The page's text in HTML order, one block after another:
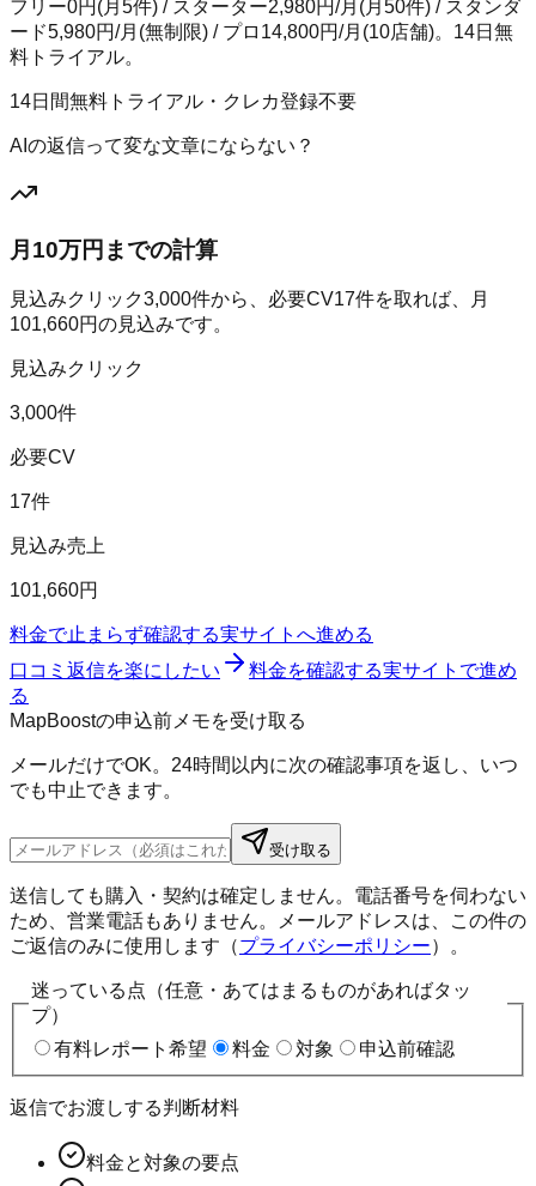
フリー0円(月5件) / スターター2,980円/月(月50件) / スタンダ
ード5,980円/月(無制限) / プロ14,800円/月(10店舗)。14日無
料トライアル。
14日間無料トライアル・クレカ登録不要
AIの返信って変な文章にならない？
月10万円までの計算
見込みクリック3,000件から、必要CV17件を取れば、月
101,660円の見込みです。
見込みクリック
3,000件
必要CV
17件
見込み売上
101,660円
料金で止まらず確認する実サイトへ進める
口コミ返信を楽にしたい
料金を確認する実サイトで進め
る
MapBoostの申込前メモを受け取る
メールだけでOK。24時間以内に次の確認事項を返し、いつ
でも中止できます。
受け取る
送信しても購入・契約は確定しません。電話番号を伺わない
ため、営業電話もありません。メールアドレスは、この件の
ご返信のみに使用します（プライバシーポリシー）。
迷っている点（任意・あてはまるものがあればタッ
プ）
有料レポート希望
料金 対象 申込前確認
返信でお渡しする判断材料
料金と対象の要点